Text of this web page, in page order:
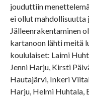
jouduttiin
ei ollut mahdollisuutta
Jälleenrakentaminen
kartanoon lähti meitä
koululaiset: Laimi
Jenni Harju, Kirsti
Hautajärvi, Inkeri
Harju, Helmi Huhtala,